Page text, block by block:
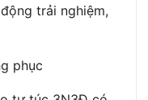
trải nghiệm,
phục